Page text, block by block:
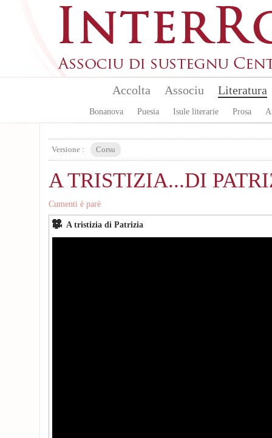
Accolta Associu Literatura
Bonanova Puesia Isule literarie Prosa
Versione : Corsu
A TRISTIZIA...DI
Cumenti è parè
A tristizia di Patrizia